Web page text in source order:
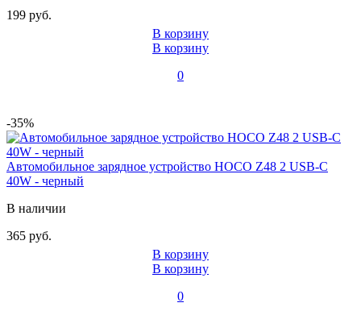
199 руб.
В корзину
В корзину
0
-35%
Автомобильное зарядное устройство HOCO Z48 2 USB-C
40W - черный
В наличии
365 руб.
В корзину
В корзину
0